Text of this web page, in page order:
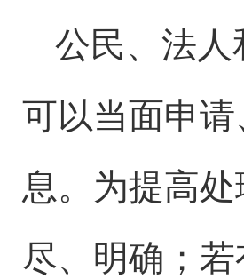
公民、法
可以当面申
息。为提高
尽、明确；